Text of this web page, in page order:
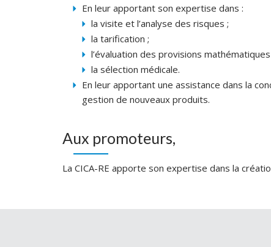
En leur apportant son expertise dans :
la visite et l’analyse des risques ;
la tarification ;
l’évaluation des provisions mathématiques
la sélection médicale.
En leur apportant une assistance dans la
gestion de nouveaux produits.
Aux promoteurs,
La CICA-RE apporte son expertise dans la